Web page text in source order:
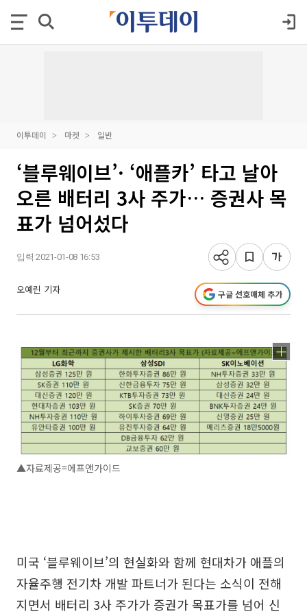
이투데이 마켓 일반
‘블루웨이브’· ‘애플카’ 타고 날아
오른 배터리 3사 주가… 증권사 목
표가 넘어섰다
입력 2021-01-08 16:53
오예린 기자 구글 선호매체 추가
▲자료제공=에프앤가이드
미국 ‘블루웨이브’의 현실화와 함께 현대차가 애플의
자율주행 전기차 개발 파트너가 된다는 소식이 전해
지면서 배터리 3사 주가가 증권가 목표가를 넘어 신